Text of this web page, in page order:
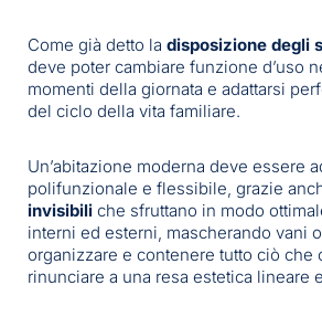
Come già detto la disposizione degli
deve poter cambiare funzione d’uso
momenti della giornata e adattarsi
del ciclo della vita familiare.
Un’abitazione moderna deve essere
polifunzionale e flessibile, grazie
invisibili che sfruttano in modo
interni ed esterni, mascherando vani
organizzare e contenere tutto ciò che
rinunciare a una resa estetica lineare